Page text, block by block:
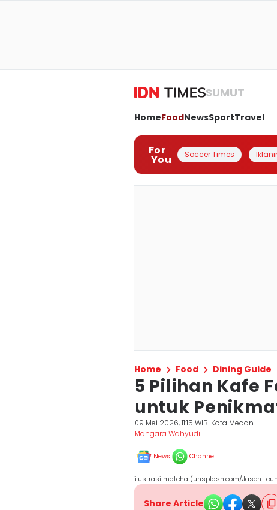
SUMUT
HomeFoodNewsSportTravel
For
You Soccer Times
Home Food Dining Guide
5 Pilihan Kafe
untuk
09 Mei 2026, 11:15 WIB Kota Medan
Mangara Wahyudi
News Channel
ilustrasi matcha (unsplash.com/Jason
Share Article